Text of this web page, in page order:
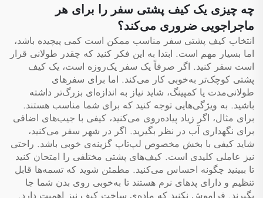
چه چیزی یک کیف پشتی سفر را برای هر
ماجراجویی ضروری می‌کند؟
انتخاب کیف پشتی سفر مناسب ممکن است کمی پیچیده باشد،
اما بسیار مهم است. ابتدا به این فکر کنید که چقدر طولانی قرار
است سفر کنید. اگر صرفاً یک سفر یک‌روزه است، یک کیف
پشتی کوچک‌تر به‌خوبی کار می‌کند. اما برای سفرهای
طولانی‌مدت یا کمپینگ، شاید نیاز به اندازه‌ای بزرگ‌تر داشته
باشید. به ویژگی‌هایی توجه کنید که برای شما مناسب هستند.
برای مثال، اگر زیاد پیاده‌روی می‌کنید، کیفی با جیب‌های اضافی
برای نگهداری آب در نظر بگیرید. اگر در شهر سفر می‌کنید،
شاید کیفی با بخش مخصوص لپ‌تاپ گزینه‌ی خوبی باشد. راحتی
نیز عاملی کلیدی است. کیف‌های پشتی مختلفی را امتحان کنید
تا ببینید چگونه احساس می‌کنید. مطمئن شوید که تسمه‌ها قابل
تنظیم و دارای پدهای نرم هستند تا به‌خوبی روی بدن شما جا